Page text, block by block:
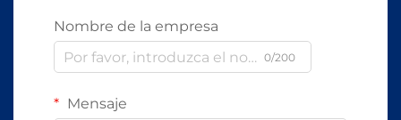
Nombre de la empresa
0/200
Mensaje